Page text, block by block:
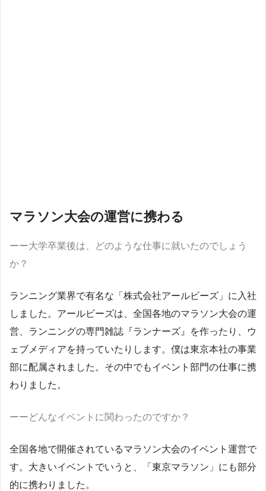
マラソン大会の運営に携わる
ーー大学卒業後は、どのような仕事に就いたのでしょう
か？
ランニング業界で有名な「株式会社アールビーズ」に入社
しました。アールビーズは、全国各地のマラソン大会の運
営、ランニングの専門雑誌『ランナーズ』を作ったり、ウ
ェブメディアを持っていたりします。僕は東京本社の事業
部に配属されました。その中でもイベント部門の仕事に携
わりました。
ーーどんなイベントに関わったのですか？
全国各地で開催されているマラソン大会のイベント運営で
す。大きいイベントでいうと、「東京マラソン」にも部分
的に携わりました。